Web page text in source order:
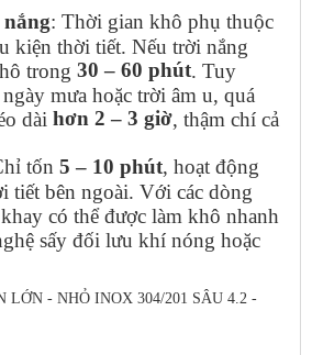
: Thời gian khô phụ thuộc
kiện thời tiết. Nếu trời nắng
trong 30 – 60 phút . Tuy
mưa hoặc trời âm u, quá
dài hơn 2 – 3 giờ , thậm chí cả
tốn 5 – 10 phút, hoạt động
tiết bên ngoài. Với các dòng
có thể được làm khô nhanh
sấy đối lưu khí nóng hoặc